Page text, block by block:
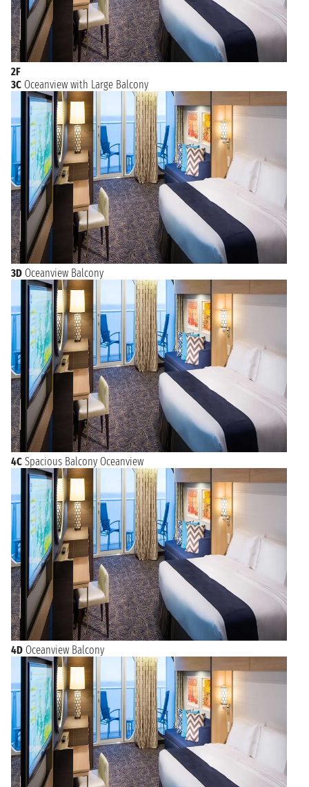
2F
3C Oceanview with Large Balcony
3D Oceanview Balcony
4C Spacious Balcony Oceanview
4D Oceanview Balcony